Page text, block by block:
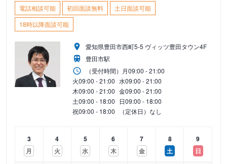
電話相談可能 初回面談無料
土日面談可能
18時以降面談可能
愛知県豊田市西町5-5 ヴィッツ豊田タウン4F
豊田市駅
（受付時間） 月09:00 - 21:00
火09:00 - 21:00 水09:00 - 21:00
木09:00 - 21:00 金09:00 - 21:00
土09:00 - 18:00 日09:00 - 18:00
祝09:00 - 18:00 （定休日）なし
3
月
4
火
5
水
6
木
7
金
8
土
9
日